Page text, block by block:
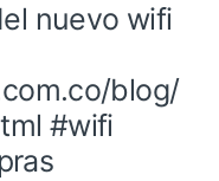
nuevo wifi
blog/
#wifi